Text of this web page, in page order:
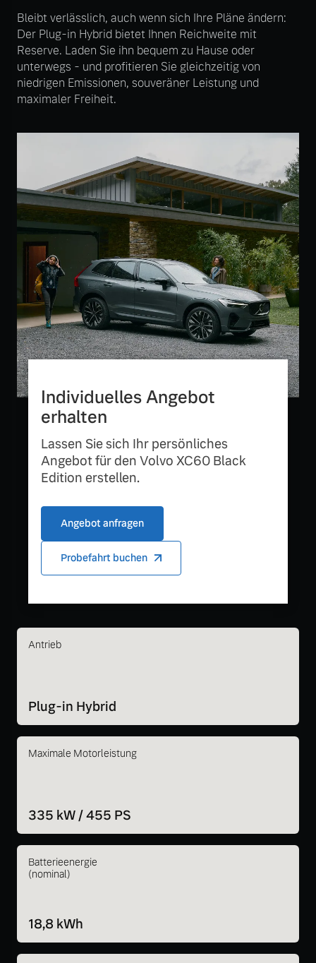
Die Neuwagenalternative
Mehr erfahren
Mehr erfahren
saisonalen Angebote.
Mehr erfahren
Bleibt verlässlich, auch wenn sich Ihre Pläne ändern:
Der Plug-in Hybrid bietet Ihnen Reichweite mit
Reserve. Laden Sie ihn bequem zu Hause oder
unterwegs - und profitieren Sie gleichzeitig von
niedrigen Emissionen, souveräner Leistung und
maximaler Freiheit.
Individuelles Angebot
erhalten
Lassen Sie sich Ihr persönliches
Angebot für den Volvo XC60 Black
Edition erstellen.
Angebot anfragen
Probefahrt buchen
Antrieb
Plug-in Hybrid
Maximale Motorleistung
335 kW / 455 PS
Batterieenergie
(nominal)
18,8 kWh